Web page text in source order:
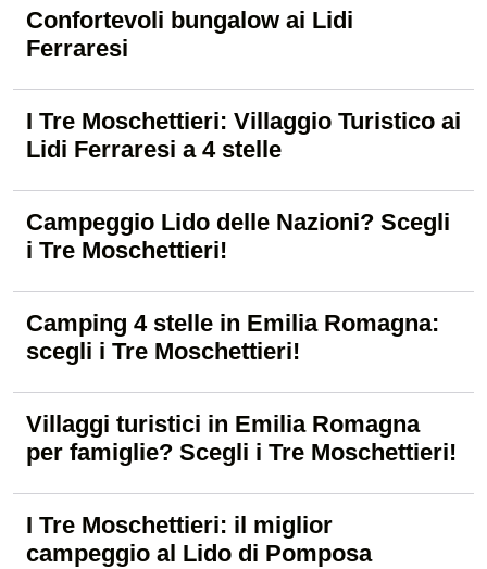
Confortevoli bungalow ai Lidi
Ferraresi
I Tre Moschettieri: Villaggio Turistico ai
Lidi Ferraresi a 4 stelle
Campeggio Lido delle Nazioni? Scegli
i Tre Moschettieri!
Camping 4 stelle in Emilia Romagna:
scegli i Tre Moschettieri!
Villaggi turistici in Emilia Romagna
per famiglie? Scegli i Tre Moschettieri!
I Tre Moschettieri: il miglior
campeggio al Lido di Pomposa